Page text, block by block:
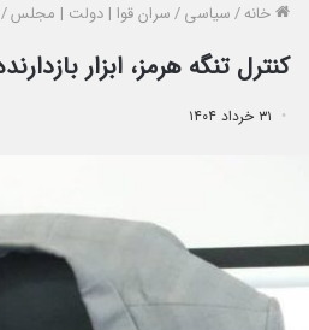
خانه/سیاسی/سران قوا | دولت | مجلس/
کنترل تنگه هرمز، ابزار
۳۱ خرداد ۱۴۰۴